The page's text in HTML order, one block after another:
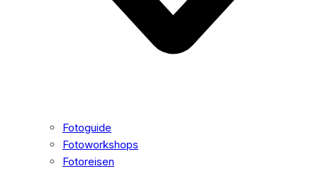
Fotoguide
Fotoworkshops
Fotoreisen